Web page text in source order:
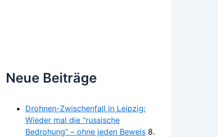
Neue Beiträge
Drohnen-Zwischenfall in Leipzig:
Wieder mal die “russische
Bedrohung” – ohne jeden Beweis 8.